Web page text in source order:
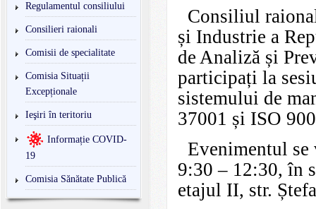
Regulamentul consiliului
Consilieri raionali
Comisii de specialitate
Comisia Situații
Excepționale
Ieşiri în teritoriu
Informație COVID-
19
Comisia Sănătate Publică
Consiliul
și Industrie a
de Analiză și
participați la
sistemului de
37001 și ISO
Evenimentul se
9:30 – 12:30, în
etajul II, str.